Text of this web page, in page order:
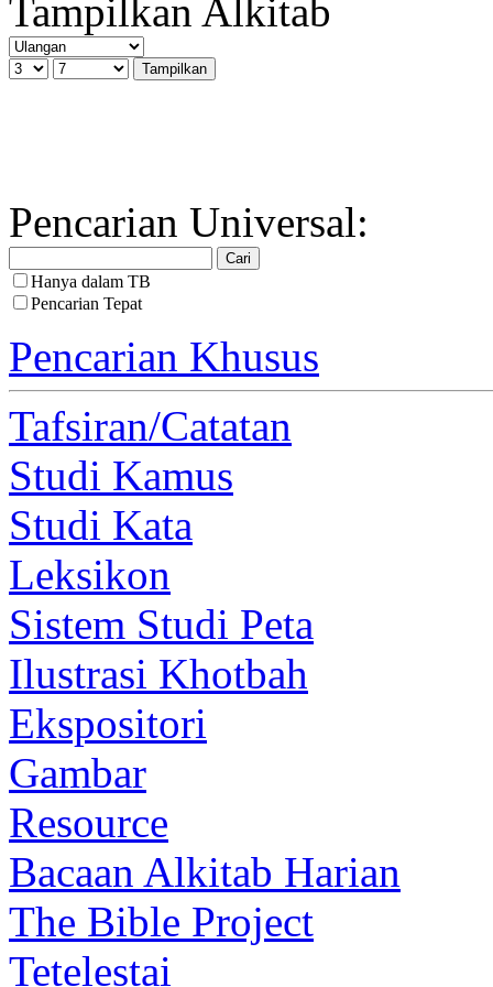
Tampilkan Alkitab
Pencarian Universal:
Hanya dalam TB
Pencarian Tepat
Pencarian Khusus
Tafsiran/Catatan
Studi Kamus
Studi Kata
Leksikon
Sistem Studi Peta
Ilustrasi Khotbah
Ekspositori
Gambar
Resource
Bacaan Alkitab Harian
The Bible Project
Tetelestai